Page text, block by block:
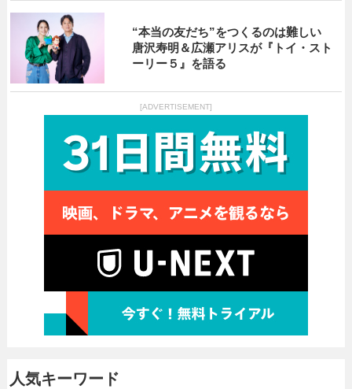
“本当の友だち”をつくるのは難しい
唐沢寿明＆広瀬アリスが『トイ・スト
ーリー５』を語る
[ADVERTISEMENT]
人気キーワード